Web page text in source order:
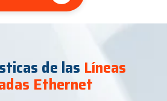
de las Líneas
Ethernet